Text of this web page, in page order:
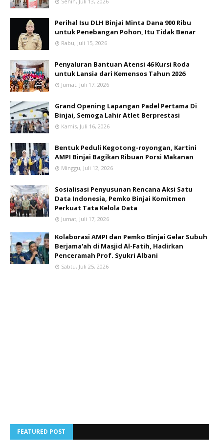
Perihal Isu DLH Binjai Minta Dana 900 Ribu
untuk Penebangan Pohon, Itu Tidak Benar
Rabu, Juli 15, 2026
Penyaluran Bantuan Atensi 46 Kursi Roda
untuk Lansia dari Kemensos Tahun 2026
Jumat, Juli 17, 2026
Grand Opening Lapangan Padel Pertama Di
Binjai, Semoga Lahir Atlet Berprestasi
Kamis, Juli 16, 2026
Bentuk Peduli Kegotong-royongan, Kartini
AMPI Binjai Bagikan Ribuan Porsi Makanan
Minggu, Juli 12, 2026
Sosialisasi Penyusunan Rencana Aksi Satu
Data Indonesia, Pemko Binjai Komitmen
Perkuat Tata Kelola Data
Jumat, Juli 17, 2026
Kolaborasi AMPI dan Pemko Binjai Gelar Subuh
Berjama'ah di Masjid Al-Fatih, Hadirkan
Penceramah Prof. Syukri Albani
Sabtu, Juli 25, 2026
FEATURED POST